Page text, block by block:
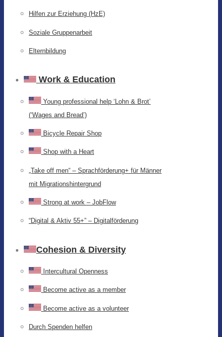
Hilfen zur Erziehung (HzE)
Soziale Gruppenarbeit
Elternbildung
Work & Education
Young professional help ‘Lohn & Brot’
(‘Wages and Bread’)
Bicycle Repair Shop
Shop with a Heart
„Take off men“ – Sprachförderung+ für Männer
mit Migrationshintergrund
Strong at work – JobFlow
“Digital & Aktiv 55+” – Digitalförderung
Cohesion & Diversity
Intercultural Openness
Become active as a member
Become active as a volunteer
Durch Spenden helfen